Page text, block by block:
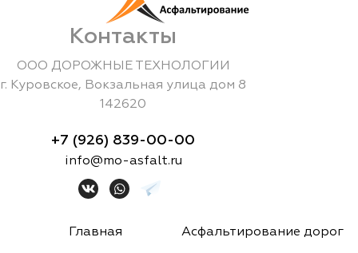
Контакты
ООО ДОРОЖНЫЕ ТЕХНОЛОГИИ
г. Куровское, Вокзальная улица дом 8
142620
+7 (926) 839-00-00
info@mo-asfalt.ru
Главная Асфальтирование дорог